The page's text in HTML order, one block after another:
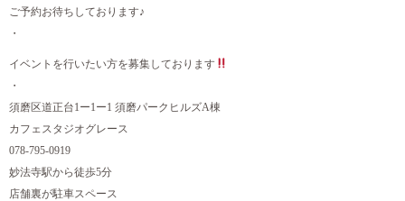
ご予約お待ちしております♪
・
イベントを行いたい方を募集しております
・
須磨区道正台1ー1ー1 須磨パークヒルズA棟
カフェスタジオグレース
078-795-0919
妙法寺駅から徒歩5分
店舗裏が駐車スペース